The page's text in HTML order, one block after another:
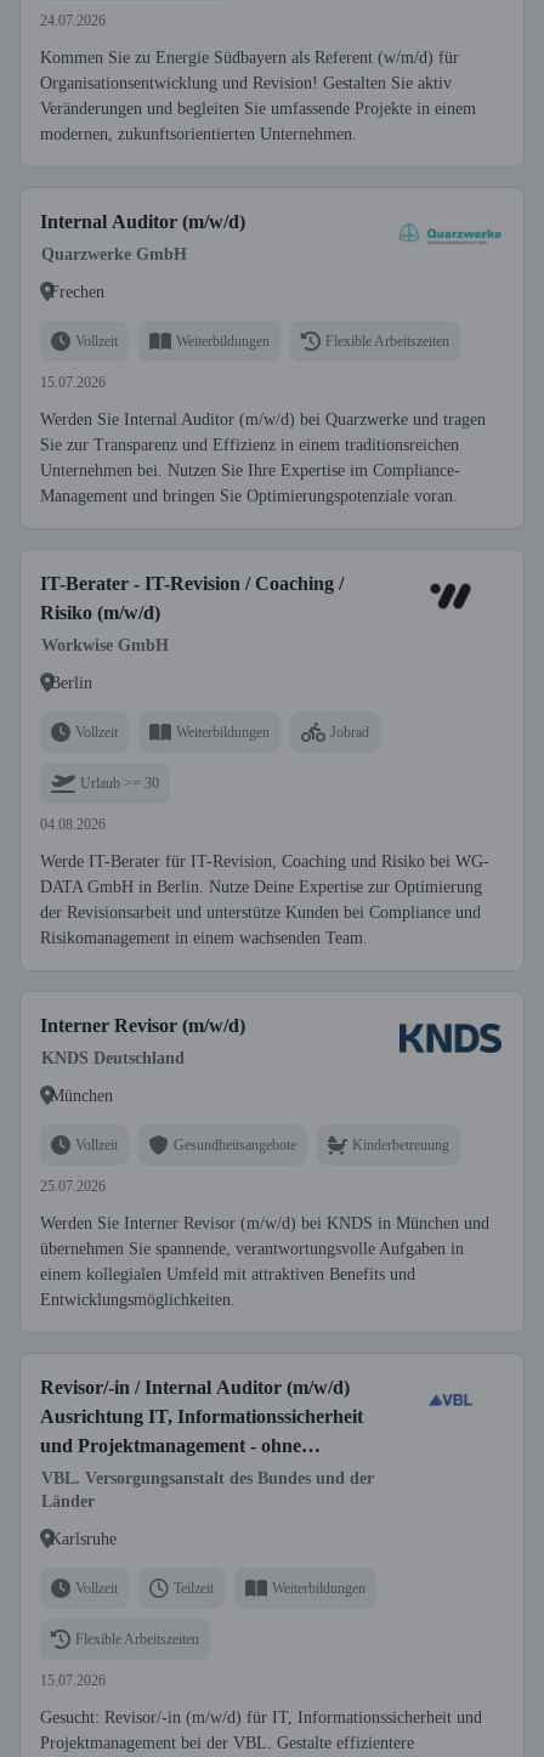
24.07.2026
Kommen Sie zu Energie Südbayern als Referent (w/m/d) für
Organisationsentwicklung und Revision! Gestalten Sie aktiv
Veränderungen und begleiten Sie umfassende Projekte in einem
modernen, zukunftsorientierten Unternehmen.
Internal Auditor (m/w/d)
Quarzwerke GmbH
Frechen
Vollzeit Weiterbildungen Flexible Arbeitszeiten
15.07.2026
Werden Sie Internal Auditor (m/w/d) bei Quarzwerke und tragen
Sie zur Transparenz und Effizienz in einem traditionsreichen
Unternehmen bei. Nutzen Sie Ihre Expertise im Compliance-
Management und bringen Sie Optimierungspotenziale voran.
IT-Berater - IT-Revision / Coaching /
Risiko (m/w/d)
Workwise GmbH
Berlin
Vollzeit Weiterbildungen Jobrad
Urlaub >= 30
04.08.2026
Werde IT-Berater für IT-Revision, Coaching und Risiko bei WG-
DATA GmbH in Berlin. Nutze Deine Expertise zur Optimierung
der Revisionsarbeit und unterstütze Kunden bei Compliance und
Risikomanagement in einem wachsenden Team.
Interner Revisor (m/w/d)
KNDS Deutschland
München
Vollzeit Gesundheitsangebote Kinderbetreuung
25.07.2026
Werden Sie Interner Revisor (m/w/d) bei KNDS in München und
übernehmen Sie spannende, verantwortungsvolle Aufgaben in
einem kollegialen Umfeld mit attraktiven Benefits und
Entwicklungsmöglichkeiten.
Revisor/-in / Internal Auditor (m/w/d)
Ausrichtung IT, Informationssicherheit
und Projektmanagement - ohne
Reisetätigkeit -
VBL. Versorgungsanstalt des Bundes und der
Länder
Karlsruhe
Vollzeit Teilzeit Weiterbildungen
Flexible Arbeitszeiten
15.07.2026
Gesucht: Revisor/-in (m/w/d) für IT, Informationssicherheit und
Projektmanagement bei der VBL. Gestalte effizientere